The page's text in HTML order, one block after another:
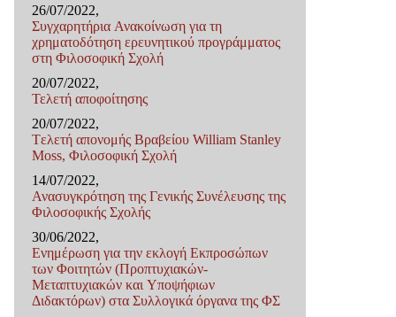
26/07/2022,
Συγχαρητήρια Ανακοίνωση για τη
χρηματοδότηση ερευνητικού προγράμματος
στη Φιλοσοφική Σχολή
20/07/2022,
Τελετή αποφοίτησης
20/07/2022,
Tελετή απονομής Βραβείου William Stanley
Moss, Φιλοσοφική Σχολή
14/07/2022,
Ανασυγκρότηση της Γενικής Συνέλευσης της
Φιλοσοφικής Σχολής
30/06/2022,
Ενημέρωση για την εκλογή Εκπροσώπων
των Φοιτητών (Προπτυχιακών-
Μεταπτυχιακών και Υποψήφιων
Διδακτόρων) στα Συλλογικά όργανα της ΦΣ